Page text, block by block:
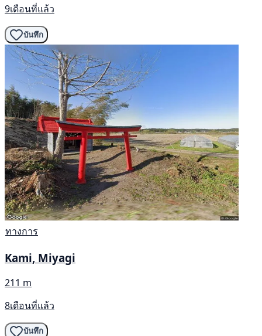
9เดือนที่แล้ว
บันทึก
ทางการ
Kami, Miyagi
211 m
8เดือนที่แล้ว
บันทึก